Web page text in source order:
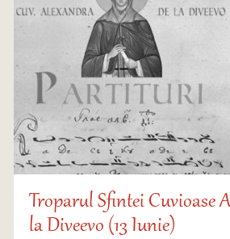
Troparul Sfintei Cuvioase
la Diveevo (13 Iunie)